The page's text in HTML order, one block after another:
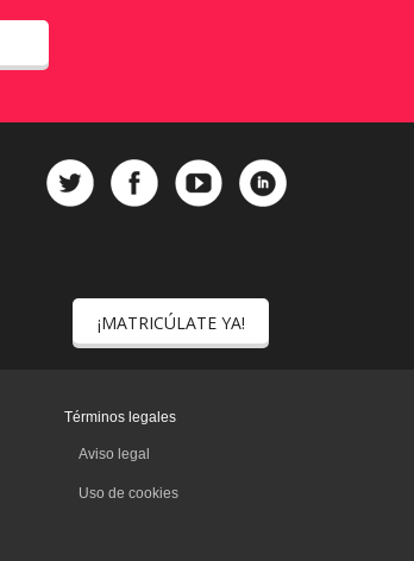
¡MATRICÚLATE YA!
Términos legales
Aviso legal
Uso de cookies